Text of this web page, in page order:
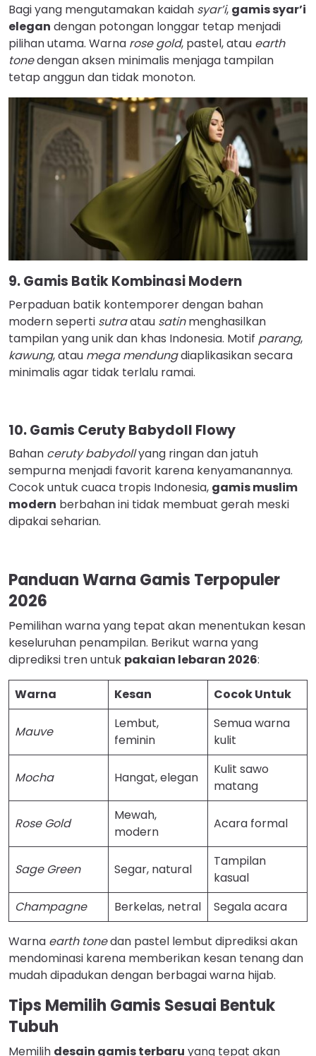
Bagi yang mengutamakan kaidah syar’i, gamis syar’i
elegan dengan potongan longgar tetap menjadi
pilihan utama. Warna rose gold, pastel, atau earth
tonedengan aksen minimalis menjaga tampilan
tetap anggun dan tidak monoton.
9. Gamis Batik Kombinasi Modern
Perpaduan batik kontemporer dengan bahan
modern seperti sutraatau satinmenghasilkan
tampilan yang unik dan khas Indonesia. Motif parang,
kawung, atau mega mendungdiaplikasikan secara
minimalis agar tidak terlalu ramai.
10. Gamis Ceruty Babydoll Flowy
Bahan ceruty babydollyang ringan dan jatuh
sempurna menjadi favorit karena kenyamanannya.
Cocok untuk cuaca tropis Indonesia, gamis muslim
modern berbahan ini tidak membuat gerah meski
dipakai seharian.
Panduan Warna Gamis Terpopuler
2026
Pemilihan warna yang tepat akan menentukan kesan
keseluruhan penampilan. Berikut warna yang
diprediksi tren untuk pakaian lebaran 2026:
Warna Kesan Cocok Untuk
Mauve
Lembut,
feminin
Semua warna
kulit
Mocha Hangat, elegan
Kulit sawo
matang
Rose Gold
Mewah,
modern
Acara formal
Sage Green Segar, natural
Tampilan
kasual
Champagne
Berkelas, netral Segala acara
Warna earth tonedan pastel lembut diprediksi akan
mendominasi karena memberikan kesan tenang dan
mudah dipadukan dengan berbagai warna hijab.
Tips Memilih Gamis Sesuai Bentuk
Tubuh
Memilih desain gamis terbaru yang tepat akan